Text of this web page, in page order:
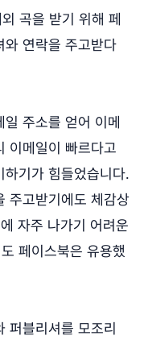
곡을 받기 위해 페
와 연락을 주고받다
주소를 얻어 이메
이메일이 빠르다고
기가 힘들었습니다.
주고받기에도 체감상
자주 나가기 어려운
페이스북은 유용했
퍼블리셔를 모조리